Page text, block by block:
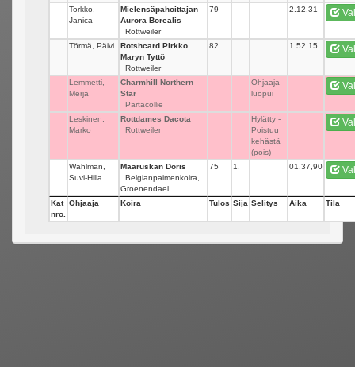
Torkko,
Janica
Mielensäpahoittajan
Aurora Borealis
Rottweiler
79 2.12,31
Törmä, Päivi
Rotshcard Pirkko
Maryn Tyttö
Rottweiler
82 1.52,15
Lemmetti,
Merja
Charmhill Northern
Star
Partacollie
Ohjaaja
luopui
Leskinen,
Marko
Rottdames Dacota
Rottweiler
Hylätty -
Poistuu
kehästä
(pois)
Wahlman,
Suvi-Hilla
Maaruskan Doris
Belgianpaimenkoira,
Groenendael
75 1. 01.37,90
Kat
nro.
Ohjaaja Koira Tulos Sija Selitys Aika Tila